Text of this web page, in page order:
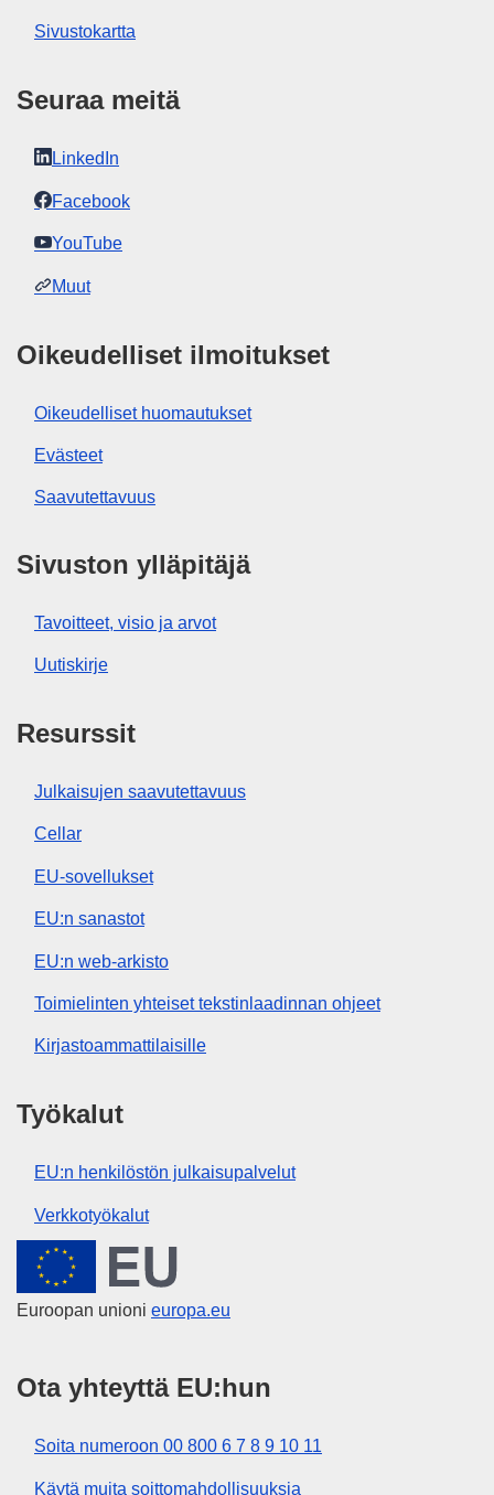
Sivustokartta
Seuraa meitä
LinkedIn
Facebook
YouTube
Muut
Oikeudelliset ilmoitukset
Oikeudelliset huomautukset
Evästeet
Saavutettavuus
Sivuston ylläpitäjä
Tavoitteet, visio ja arvot
Uutiskirje
Resurssit
Julkaisujen saavutettavuus
Cellar
EU-sovellukset
EU:n sanastot
EU:n web-arkisto
Toimielinten yhteiset tekstinlaadinnan ohjeet
Kirjastoammattilaisille
Työkalut
EU:n henkilöstön julkaisupalvelut
Verkkotyökalut
Euroopan unioni
Euroopan unioni europa.eu
Ota yhteyttä EU:hun
Soita numeroon 00 800 6 7 8 9 10 11
Käytä muita soittomahdollisuuksia